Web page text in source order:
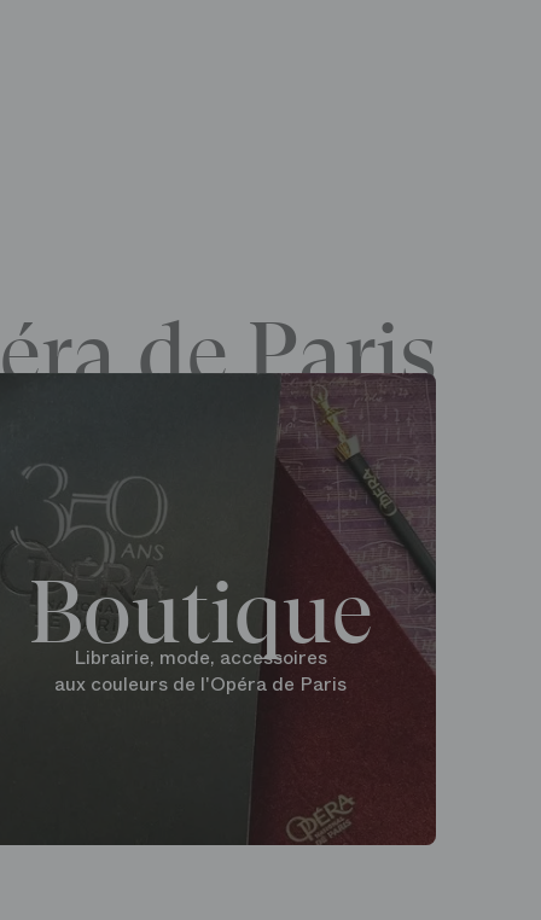
de Paris
Boutique
Librairie, mode, accessoires
aux couleurs de l'Opéra de Paris